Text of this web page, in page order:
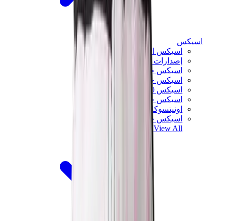
اسيكس
اسيكس الأكثر مبيعاً
إصدارات اسيكس الجديدة
اسيكس جل-كايانو
اسيكس جل-NYC
اسيكس GT-2160
اسيكس جل-1130
اونيتسوكا تايغر مكسيكو 66
اسيكس جل-نيمبوس
View All